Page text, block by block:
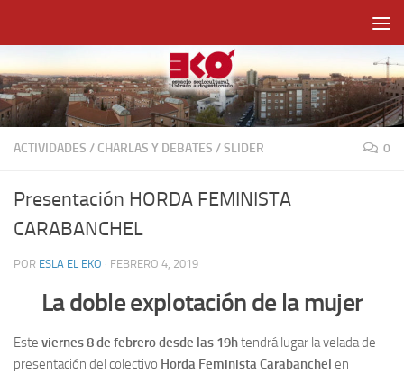
ACTIVIDADES / CHARLAS Y DEBATES /SLIDER 0
Presentación HORDA FEMINISTA
CARABANCHEL
POR ESLA EL EKO · FEBRERO 4, 2019
La doble explotación de la mujer
Este viernes 8 de febrero desde las 19htendrá lugar la velada de
presentación del colectivo Horda Feminista Carabanchel en